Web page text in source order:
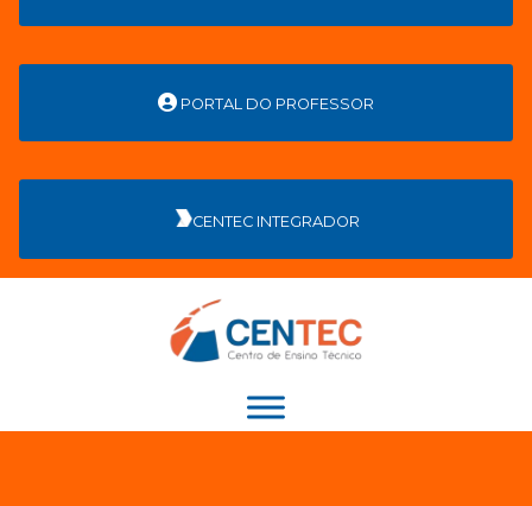
PORTAL DO PROFESSOR
CENTEC INTEGRADOR